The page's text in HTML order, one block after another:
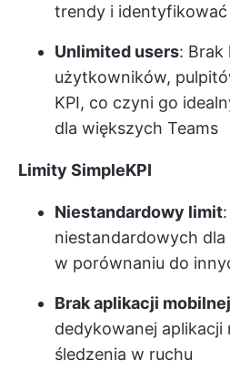
trendy i
Unlimited users: Brak
użytkowników,
KPI, co czyni go
dla większych Teams
Limity SimpleKPI
Niestandardowy limit
niestandardowych
w porównaniu do
Brak aplikacji mobilnej
dedykowanej aplikacji
śledzenia w ruchu